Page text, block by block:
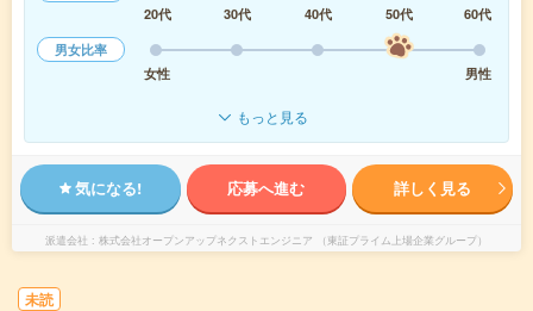
20代
30代 40代 50代
60代
男女比率
女性
男性
もっと見る
気になる! 応募へ進む 詳しく見る
派遣会社 株式会社オープンアップネクストエンジニア （東証プライム上場企業グループ）
未読